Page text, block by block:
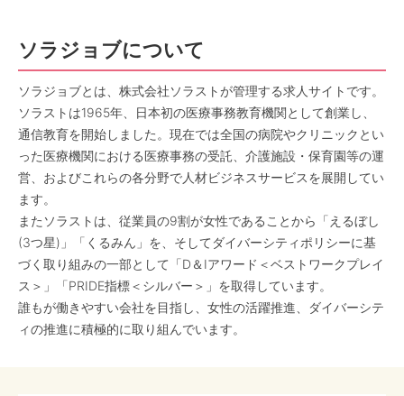
ソラジョブについて
ソラジョブとは、株式会社ソラストが管理する求人サイトです。
ソラストは1965年、日本初の医療事務教育機関として創業し、
通信教育を開始しました。現在では全国の病院やクリニックとい
った医療機関における医療事務の受託、介護施設・保育園等の運
営、およびこれらの各分野で人材ビジネスサービスを展開してい
ます。
またソラストは、従業員の9割が女性であることから「えるぼし
(3つ星)」「くるみん」を、そしてダイバーシティポリシーに基
づく取り組みの一部として「D＆Iアワード＜ベストワークプレイ
ス＞」「PRIDE指標＜シルバー＞」を取得しています。
誰もが働きやすい会社を目指し、女性の活躍推進、ダイバーシテ
ィの推進に積極的に取り組んでいます。